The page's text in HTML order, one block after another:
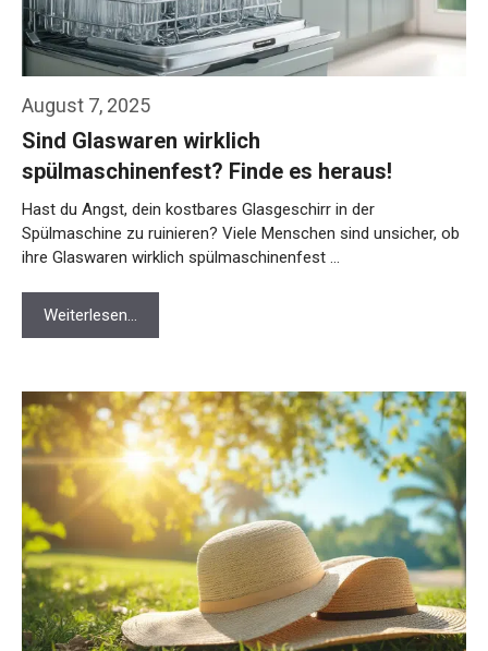
August 7, 2025
Sind Glaswaren wirklich
spülmaschinenfest? Finde es heraus!
Hast du Angst, dein kostbares Glasgeschirr in der
Spülmaschine zu ruinieren? Viele Menschen sind unsicher, ob
ihre Glaswaren wirklich spülmaschinenfest …
Weiterlesen…